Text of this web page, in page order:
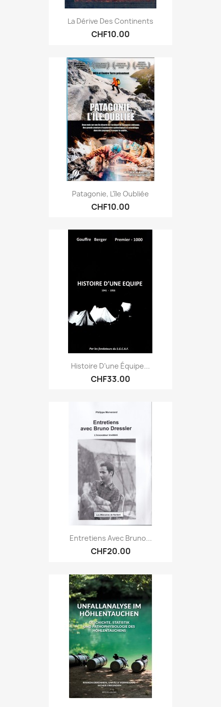
La Dérive Des Continents
CHF10.00
Patagonie, L’île Oubliée
CHF10.00
Histoire D’une Équipe...
CHF33.00
Entretiens Avec Bruno...
CHF20.00